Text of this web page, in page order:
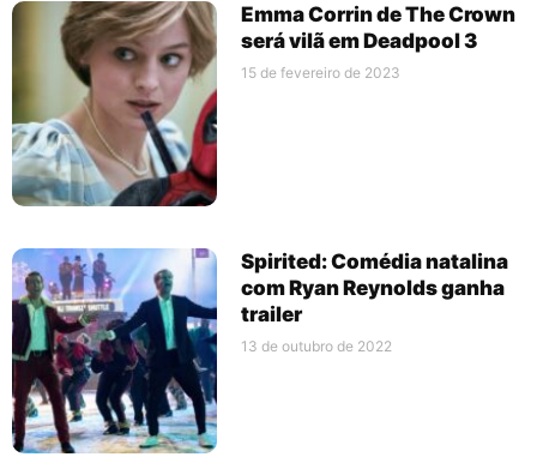
Emma Corrin de The Crown
será vilã em Deadpool 3
15 de fevereiro de 2023
Spirited: Comédia natalina
com Ryan Reynolds ganha
trailer
13 de outubro de 2022